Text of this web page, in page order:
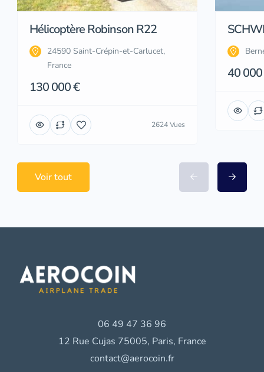
Hélicoptère Robinson R22
24590 Saint-Crépin-et-Carlucet,
France
130 000 €
2624 Vues
40
Voir tout
06 49 47 36 96
12 Rue Cujas 75005, Paris, France
contact@aerocoin.fr